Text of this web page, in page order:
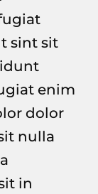
sint sit
enim
dolor
nulla
in